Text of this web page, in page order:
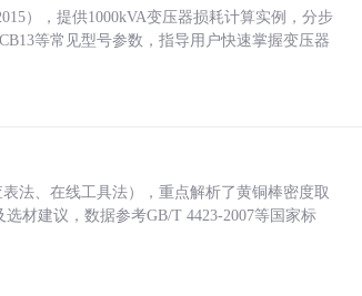
），提供1000kVA变压器损耗计算实例，分步
等常见型号参数，指导用户快速掌握变压器
法、在线工具法），重点解析了黄铜棒密度取
材建议，数据参考GB/T 4423-2007等国家标